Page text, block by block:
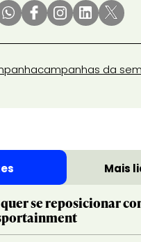
campanhas da
Mais
se reposicionar